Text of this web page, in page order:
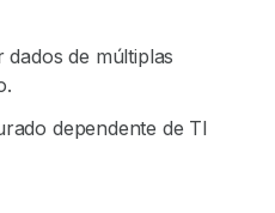
dados de múltiplas
dependente de TI